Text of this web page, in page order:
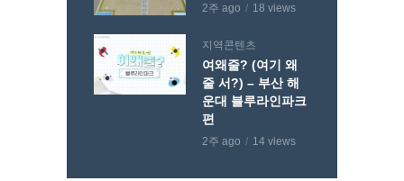
2주 ago 18 views
지역콘텐츠
여왜줄? (여기 왜
줄 서?) – 부산 해
운대 블루라인파크
편
2주 ago 14 views